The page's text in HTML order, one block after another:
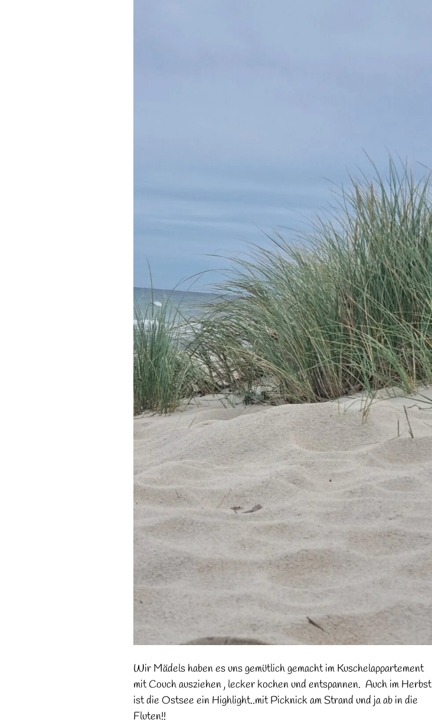
Wir Mädels haben es uns gemütlich gemacht im Kuschelappartement
mit Couch ausziehen , lecker kochen und entspannen. Auch im Herbst
ist die Ostsee ein Highlight..mit Picknick am Strand und ja ab in die
Fluten!!